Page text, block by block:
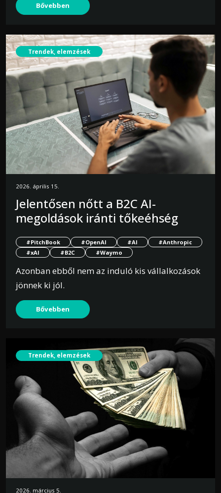
Bővebben
Trendek, elemzések
2026. április 15.
Jelentősen nőtt a B2C AI-
megoldások iránti tőkeéhség
#PitchBook #OpenAI #AI
#Anthropic
#xAI
#B2C #Waymo
Azonban ebből nem az induló kis vállalkozások
jönnek ki jól.
Bővebben
Trendek, elemzések
2026. március 5.